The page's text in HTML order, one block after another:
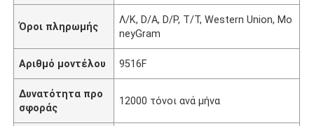
Όροι πληρωμής
Λ/Κ, D/A, D/P, T/T, Western Union, Mo
neyGram
Αριθμό μοντέλου 9516F
Δυνατότητα προ
σφοράς
12000 τόνοι ανά μήνα